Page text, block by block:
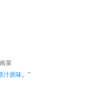
菜
原味。 "